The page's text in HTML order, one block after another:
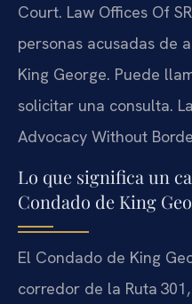
Court. Law Offices Of
personas acusadas de
King George. Puede
solicitar una consulta.
Advocacy Without
Lo que significa un
Condado de King
El Condado de King
corredor de la Ruta